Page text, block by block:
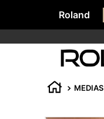
Roland
MEDIAS